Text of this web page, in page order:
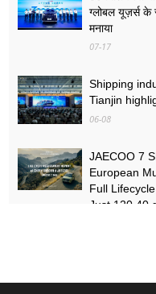
ग्लोबल यूज़र्स के
मनाया
07-17
Shipping
Tianjin
06-08
JAECOO 7
European
Full
Just 120.40